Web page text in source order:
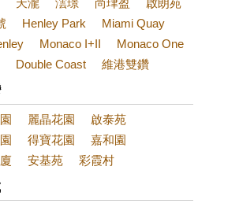
天瀧 澐璟 尚珒盈
啟朗苑
Henley Park
Miami Quay
Monaco I+II
Monaco One
Double Coast 維港雙鑽
麗晶花園
啟泰苑
得寶花園
嘉和園
安基苑 彩霞村